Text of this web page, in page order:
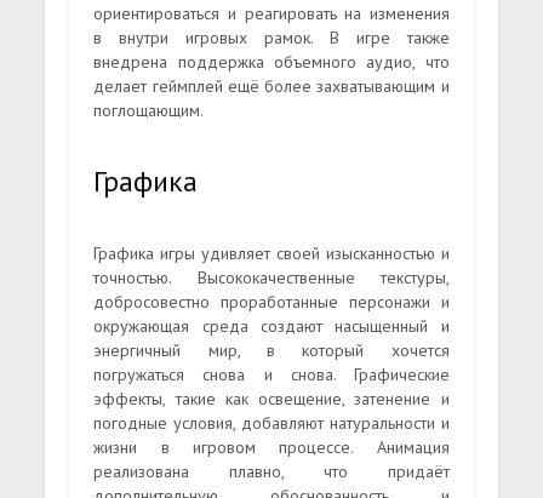
ориентироваться и реагировать на изменения
в внутри игровых рамок. В игре также
внедрена поддержка объемного аудио, что
делает геймплей ещё более захватывающим и
поглощающим.
Графика
Графика игры удивляет своей изысканностью и
точностью. Высококачественные текстуры,
добросовестно проработанные персонажи и
окружающая среда создают насыщенный и
энергичный мир, в который хочется
погружаться снова и снова. Графические
эффекты, такие как освещение, затенение и
погодные условия, добавляют натуральности и
жизни в игровом процессе. Анимация
реализована плавно, что придаёт